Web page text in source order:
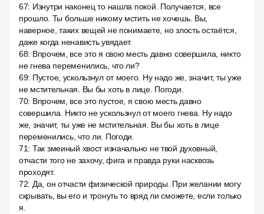
67: Изнутри наконец то нашла покой. Получается, все
прошло. Ты больше никому мстить не хочешь. Вы,
наверное, таких вещей не понимаете, но злость остаётся,
даже когда ненависть увядает.
68: Впрочем, все это я свою месть давно совершила, никто
не гнева переменились, что ли?
69: Пустое, ускользнул от моего. Ну надо же, значит, ты уже
не мстительная. Вы бы хоть в лице. Погоди.
70: Впрочем, все это пустое, я свою месть давно
совершила. Никто не ускользнул от моего гнева. Ну надо
же, значит, ты уже не мстительная. Вы бы хоть в лице
переменились, что ли. Погоди.
71: Так змеиный хвост изначально не твой духовный,
отчасти того не захочу, фига и правда руки насквозь
проходят.
72: Да, он отчасти физической природы. При желании могу
скрывать, вы его и тронуть то вряд ли сможете, если только
я.